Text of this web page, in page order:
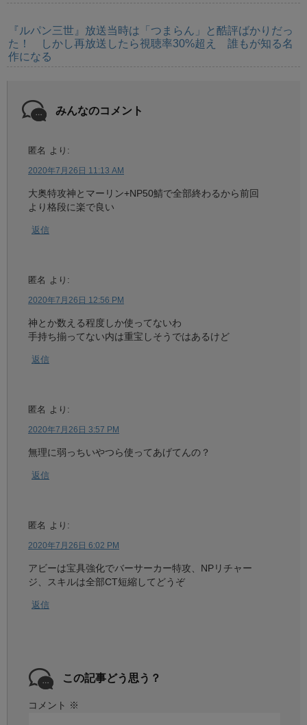
『ルパン三世』放送当時は「つまらん」と酷評ばかりだっ
た！ しかし再放送したら視聴率30%超え 誰もが知る名
作になる
みんなのコメント
匿名 より:
2020年7月26日 11:13 AM
大奥特攻神とマーリン+NP50鯖で全部終わるから前回
より格段に楽で良い
返信
匿名 より:
2020年7月26日 12:56 PM
神とか数える程度しか使ってないわ
手持ち揃ってない内は重宝しそうではあるけど
返信
匿名 より:
2020年7月26日 3:57 PM
無理に弱っちいやつら使ってあげてんの？
返信
匿名 より:
2020年7月26日 6:02 PM
アビーは宝具強化でバーサーカー特攻、NPリチャー
ジ、スキルは全部CT短縮してどうぞ
返信
この記事どう思う？
コメント ※